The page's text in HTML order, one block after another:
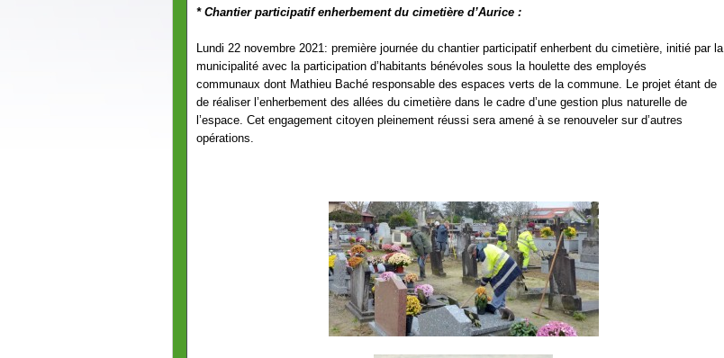
* Chantier participatif enherbement du cimetière d’Aurice :
Lundi 22 novembre 2021: première journée du chantier participatif enherbent du cimetière, initié par la
municipalité avec la participation d’habitants bénévoles sous la houlette des employés
communaux dont Mathieu Baché responsable des espaces verts de la commune. Le projet étant de
de réaliser l’enherbement des allées du cimetière dans le cadre d’une gestion plus naturelle de
l’espace. Cet engagement citoyen pleinement réussi sera amené à se renouveler sur d’autres
opérations.